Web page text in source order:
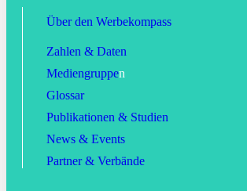
Über den Werbekompass
Zahlen & Daten
Mediengruppen
Glossar
Publikationen & Studien
News & Events
Partner & Verbände